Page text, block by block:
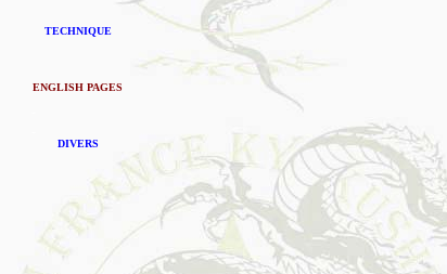
TECHNIQUE
ENGLISH PAGES
DIVERS